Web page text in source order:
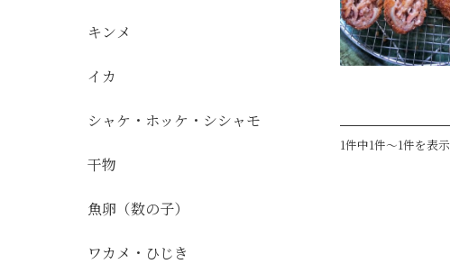
1件中1件～1件を表示
キンメ
イカ
シャケ・ホッケ・シシャモ
干物
魚卵（数の子）
ワカメ・ひじき